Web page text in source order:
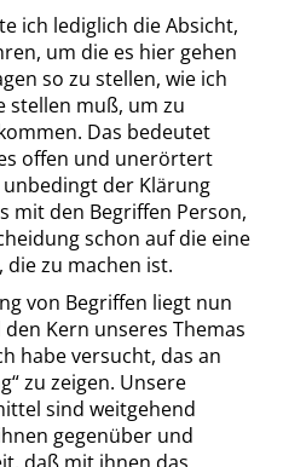
ich lediglich die Absicht,
um die es hier gehen
so zu stellen, wie ich
stellen muß, um zu
Das bedeutet
offen und unerörtert
der Klärung
mit den Begriffen Person,
schon auf die eine
zu machen ist.
von Begriffen liegt nun
Kern unseres Themas
habe versucht, das an
“zu zeigen. Unsere
sind weitgehend
gegenüber und